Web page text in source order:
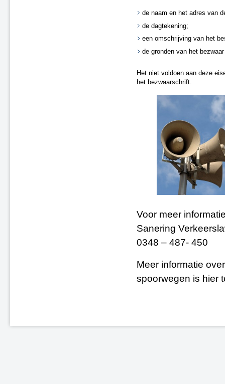
de naam en het adres van
de dagtekening;
een omschrijving van het
de gronden van het
Het niet voldoen aan deze
het bezwaarschrift.
Voor meer
Sanering
0348 – 487- 450
Meer informatie
spoorwegen is hier